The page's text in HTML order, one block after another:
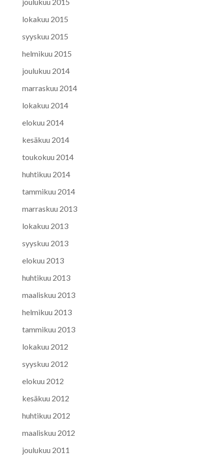
lokakuu 2015
syyskuu 2015
helmikuu 2015
joulukuu 2014
marraskuu 2014
lokakuu 2014
elokuu 2014
kesäkuu 2014
toukokuu 2014
huhtikuu 2014
tammikuu 2014
marraskuu 2013
lokakuu 2013
syyskuu 2013
elokuu 2013
huhtikuu 2013
maaliskuu 2013
helmikuu 2013
tammikuu 2013
lokakuu 2012
syyskuu 2012
elokuu 2012
kesäkuu 2012
huhtikuu 2012
maaliskuu 2012
joulukuu 2011